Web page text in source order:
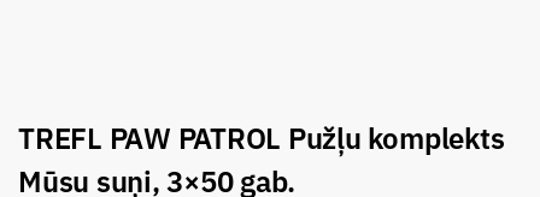
TREFL PAW PATROL Pužļu komplekts
Mūsu suņi, 3×50 gab.